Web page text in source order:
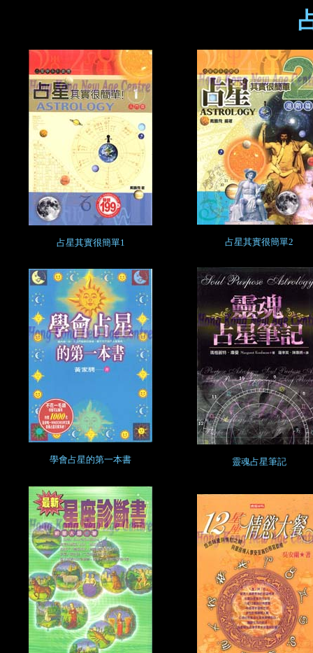
占星其實很簡單1 占星其實很簡單2
學會占星的第一本書 靈魂占星筆記